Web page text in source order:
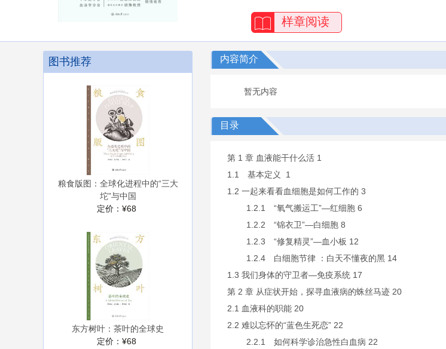
样章阅读
图书推荐
粮食版图：全球化进程中的“三大
坨”与中国
定价： ¥68
东方树叶：茶叶的全球史
定价： ¥68
内容简介
暂无内容
目录
第 1 章 血液能干什么活 1
1.1 基本定义 1
1.2 一起来看看血细胞是如何工作的 3
1.2.1 “氧气搬运工”—红细胞 6
1.2.2 “锦衣卫”—白细胞 8
1.2.3 “修复精灵”—血小板 12
1.2.4 白细胞节律 ：白天不懂夜的黑 14
1.3 我们身体的守卫者—免疫系统 17
第 2 章 从症状开始，探寻血液病的蛛丝马迹 20
2.1 血液科的职能 20
2.2 难以忘怀的“蓝色生死恋” 22
2.2.1 如何科学诊治急性白血病 22